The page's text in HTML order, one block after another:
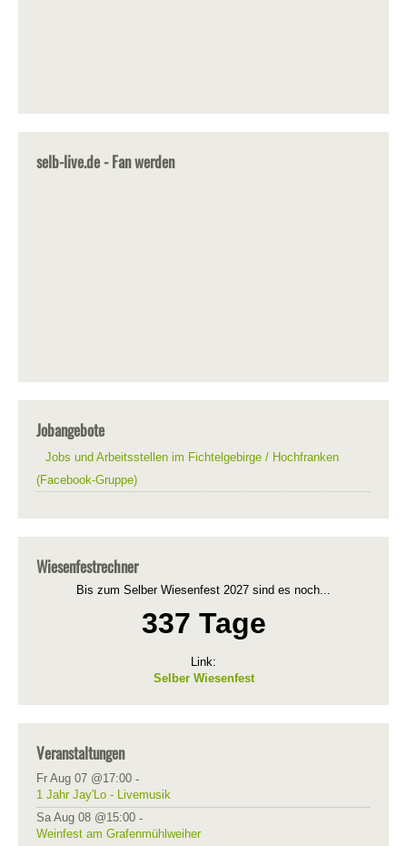
selb-live.de - Fan werden
Jobangebote
Jobs und Arbeitsstellen im Fichtelgebirge / Hochfranken
(Facebook-Gruppe)
Wiesenfestrechner
Bis zum Selber Wiesenfest 2027 sind es noch...
337 Tage
Link:
Selber Wiesenfest
Veranstaltungen
Fr Aug 07 @17:00 -
1 Jahr Jay'Lo - Livemusik
Sa Aug 08 @15:00 -
Weinfest am Grafenmühlweiher